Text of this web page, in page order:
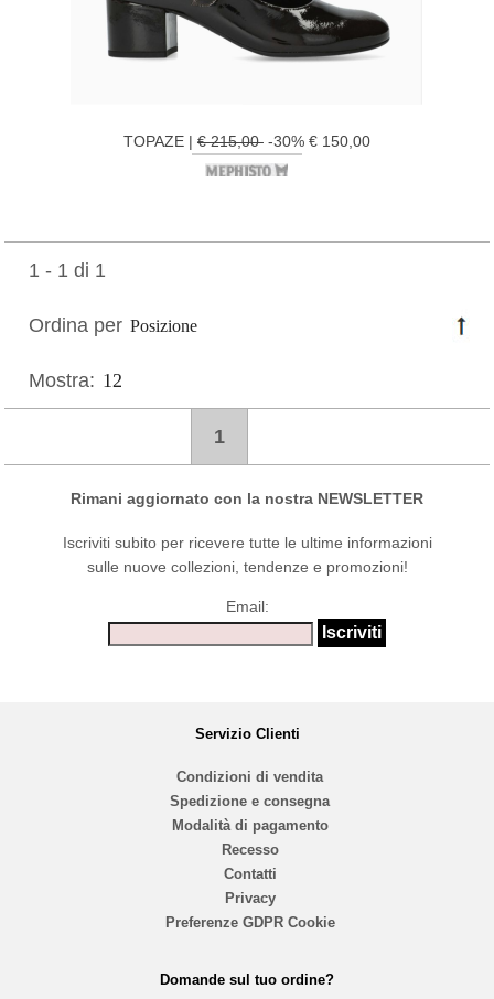
TOPAZE | € 215,00-30% € 150,00
1 - 1 di 1
Ordina per
Mostra:
1
Rimani aggiornato con la nostra NEWSLETTER
Iscriviti subito per ricevere tutte le ultime informazioni
sulle nuove collezioni, tendenze e promozioni!
Email:
Servizio Clienti
Condizioni di vendita
Spedizione e consegna
Modalità di pagamento
Recesso
Contatti
Privacy
Preferenze GDPR Cookie
Domande sul tuo ordine?